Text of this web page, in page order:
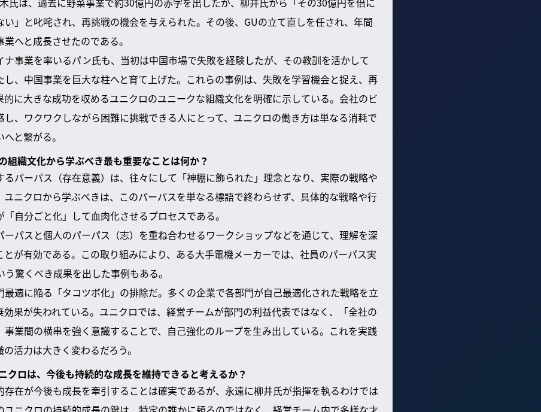
い」と叱咤され、再挑戦の機会を与えられた。その後、GUの立て直しを任され、年間
へと成長させたのである。
ナ事業を率いるパン氏も、当初は中国市場で失敗を経験したが、その教訓を活かして
し、中国事業を巨大な柱へと育て上げた。これらの事例は、失敗を学習機会と捉え、再
に大きな成功を収めるユニクロのユニークな組織文化を明確に示している。会社のビ
、ワクワクしながら困難に挑戦できる人にとって、ユニクロの働き方は単なる消耗で
と繋がる。
組織文化から学ぶべき最も重要なことは何か？
るパーパス（存在意義）は、往々にして「神棚に飾られた」理念となり、実際の戦略や
ユニクロから学ぶべきは、このパーパスを単なる標語で終わらせず、具体的な戦略や行
自分ごと化」して血肉化させるプロセスである。
ーパスと個人のパーパス（志）を重ね合わせるワークショップなどを通じて、理解を深
が有効である。この取り組みにより、ある大手電機メーカーでは、社員のパーパス実
驚くべき成果を出した事例もある。
最適に陥る「タコツボ化」の排除だ。多くの企業で各部門が自己最適化された戦略を立
果が失われている。ユニクロでは、経営チームが部門の利益代表ではなく、「全社の
業間の横串を強く意識することで、自己強化のループを生み出している。これを実践
活力は大きく変わるだろう。
クロは、今後も持続的な成長を維持できると考えるか？
在が今後も成長を牽引することは確実であるが、永遠に柳井氏が指揮を執るわけでは